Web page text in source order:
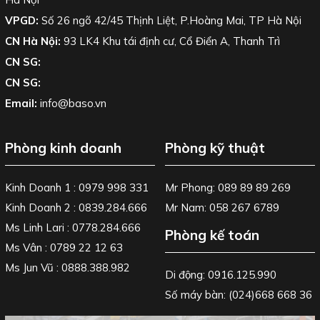
VPGD: Số 26 ngõ 42/45 Thịnh Liệt, P.Hoàng Mai, TP Hà Nội
CN Hà Nội: 93 LK4 Khu tái định cư, Cổ Điển A, Thanh Trì
CN SG:
CN SG:
Email: info@baso.vn
Phòng kinh doanh
Kinh Doanh 1 : 0979 998 331
Kinh Doanh 2 : 0839.284.666
Ms Linh Lari : 0778.284.666
Ms Vân : 0789 22 12 63
Ms Jun Vũ : 0888.388.982
Phòng kỹ thuật
Mr Phong: 089 89 89 269
Mr Nam: 058 267 6789
Phòng kế toán
Di động: 0916.125.990
Số máy bàn: (024)668 668 36